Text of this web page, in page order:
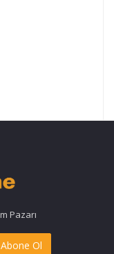
Pazarı
Abone Ol